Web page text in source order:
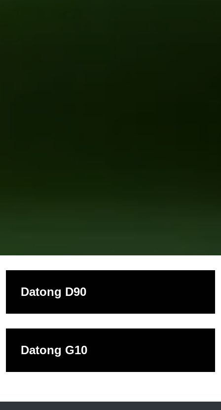
Datong D90
Datong G10